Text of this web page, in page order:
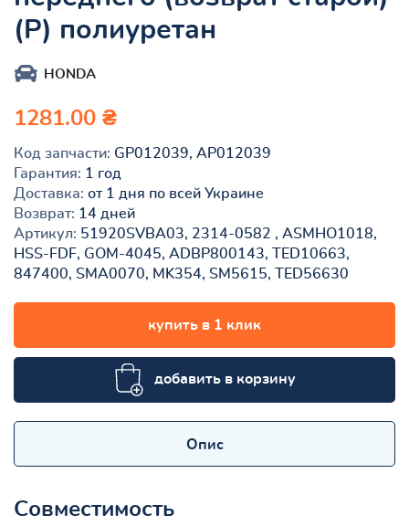
(Р) полиуретан
HONDA
1281.00 ₴
Код запчасти: GP012039, AP012039
Гарантия: 1 год
Доставка: от 1 дня по всей Украине
Возврат: 14 дней
Артикул: 51920SVBA03, 2314-0582 , ASMHO1018,
HSS-FDF, GOM-4045, ADBP800143, TED10663,
847400, SMA0070, MK354, SM5615, TED56630
купить в 1 клик
добавить в корзину
Опис
Совместимость